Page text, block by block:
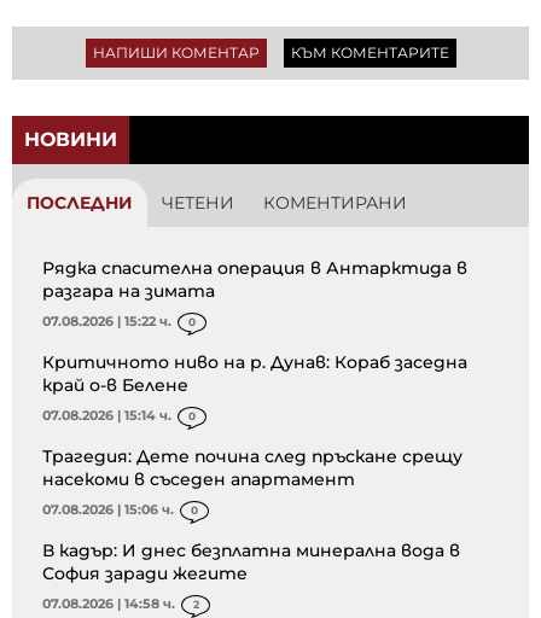
НАПИШИ КОМЕНТАР КЪМ КОМЕНТАРИТЕ
НОВИНИ
ПОСЛЕДНИ ЧЕТЕНИ КОМЕНТИРАНИ
Рядка спасителна операция в Антарктида в
разгара на зимата
07.08.2026 | 15:22 ч. 0
Критичното ниво на р. Дунав: Кораб заседна
край о-в Белене
07.08.2026 | 15:14 ч. 0
Трагедия: Дете почина след пръскане срещу
насекоми в съседен апартамент
07.08.2026 | 15:06 ч. 0
В кадър: И днес безплатна минерална вода в
София заради жегите
07.08.2026 | 14:58 ч. 2